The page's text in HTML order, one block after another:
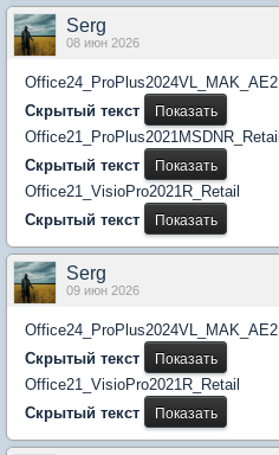
Serg
08 июн 2026
Office24_ProPlus2024VL_MAK_AE2
Скрытый текст
Office21_ProPlus2021MSDNR_Retail
Скрытый текст
Office21_VisioPro2021R_Retail
Скрытый текст
Serg
09 июн 2026
Office24_ProPlus2024VL_MAK_AE2
Скрытый текст
Office21_VisioPro2021R_Retail
Скрытый текст